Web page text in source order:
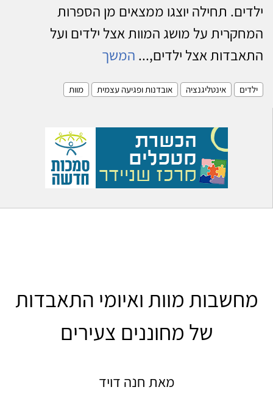
ילדים. תחילה יוצגו ממצאים מן הספרות
המחקרית על מושג המוות אצל ילדים ועל
התאבדות אצל ילדים,... המשך
ילדים אינטליגנציה אובדנות ופגיעה עצמית מוות
מחשבות מוות ואיומי התאבדות
של מחוננים צעירים
מאת חנה דויד